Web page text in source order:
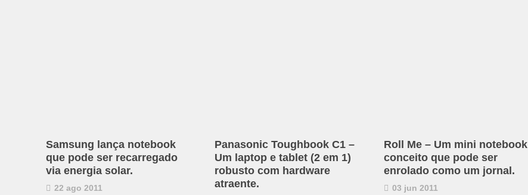
Samsung lança notebook
que pode ser recarregado
via energia solar.
22 ago 2011
Panasonic Toughbook C1 –
Um laptop e tablet (2 em 1)
robusto com hardware
atraente.
Roll Me – Um mini notebook
conceito que pode ser
enrolado como um jornal.
03 jun 2011